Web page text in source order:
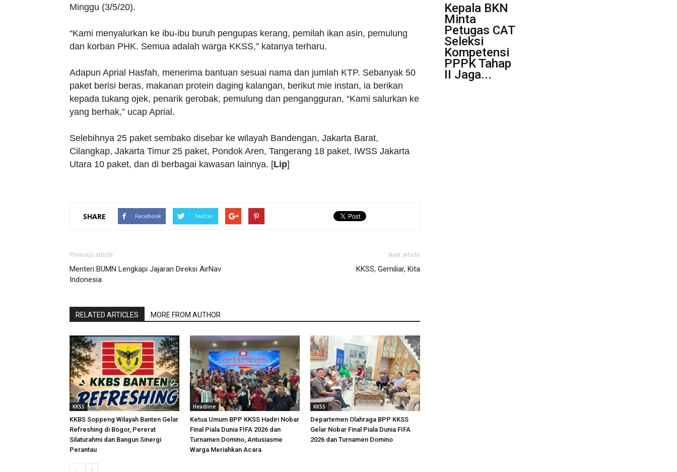
Minggu (3/5/20).
“Kami menyalurkan ke ibu-ibu buruh pengupas kerang, pemilah ikan asin, pemulung
dan korban PHK. Semua adalah warga KKSS,” katanya terharu.
Adapun Aprial Hasfah, menerima bantuan sesuai nama dan jumlah KTP. Sebanyak 50
paket berisi beras, makanan protein daging kalangan, berikut mie instan, ia berikan
kepada tukang ojek, penarik gerobak, pemulung dan pengangguran, “Kami salurkan ke
yang berhak,” ucap Aprial.
Selebihnya 25 paket sembako disebar ke wilayah Bandengan, Jakarta Barat,
Cilangkap, Jakarta Timur 25 paket, Pondok Aren, Tangerang 18 paket, IWSS Jakarta
Utara 10 paket, dan di berbagai kawasan lainnya. [Lip]
SHARE Facebook Twitter
Previous article
Menteri BUMN Lengkapi Jajaran Direksi AirNav
Indonesia
Next article
KKSS, Gemiliar, Kita
RELATED ARTICLES MORE FROM AUTHOR
KKSS
KKBS Soppeng Wilayah Banten Gelar
Refreshing di Bogor, Pererat
Silaturahmi dan Bangun Sinergi
Perantau
Headline
Ketua Umum BPP KKSS Hadiri Nobar
Final Piala Dunia FIFA 2026 dan
Turnamen Domino, Antusiasme
Warga Meriahkan Acara
KKSS
Departemen Olahraga BPP KKSS
Gelar Nobar Final Piala Dunia FIFA
2026 dan Turnamen Domino
Kepala BKN
Minta
Petugas CAT
Seleksi
Kompetensi
PPPK Tahap
II Jaga...